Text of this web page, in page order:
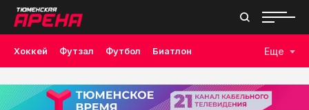
Хоккей Футзал Футбол Биатлон
Лыжные гонки Волейбол Плавание Дзюдо
Еще